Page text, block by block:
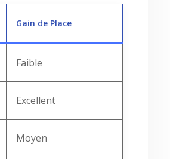
Gain de Place
Faible
Excellent
Moyen